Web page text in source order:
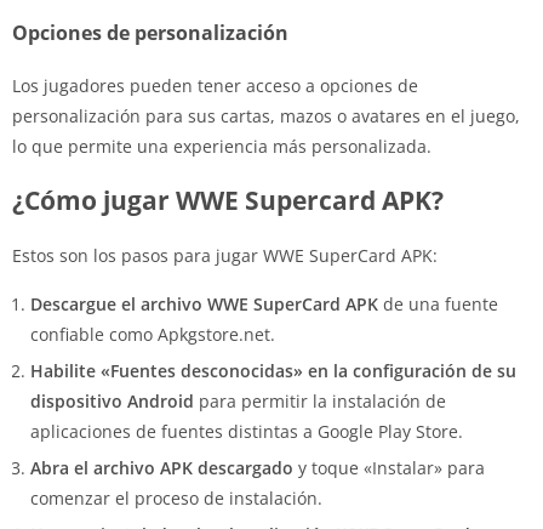
Opciones de personalización
Los jugadores pueden tener acceso a opciones de
personalización para sus cartas, mazos o avatares en el juego,
lo que permite una experiencia más personalizada.
¿Cómo jugar WWE Supercard APK?
Estos son los pasos para jugar WWE SuperCard APK:
Descargue el archivo WWE SuperCard APK de una fuente
confiable como Apkgstore.net.
Habilite «Fuentes desconocidas» en la configuración de su
dispositivo Android para permitir la instalación de
aplicaciones de fuentes distintas a Google Play Store.
Abra el archivo APK descargado y toque «Instalar» para
comenzar el proceso de instalación.